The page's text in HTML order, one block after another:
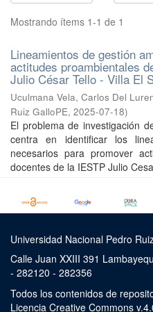
Mostrando ítems 1-1 de 1
Lineamientos de gestión
actitudes proambientales
Julio César Tello - Villa El
Uculmana Vela, Carlos Del
Ruiz GalloPE, 2025-07-18)
El problema de investigación
centra en identificar los
necesarios para promover
docentes de la IESTP Julio
Universidad Nacional Pedro
Calle Juan XXIII 391
- 282120 - 282356
Todos los contenidos de
Licencia Creative Commons